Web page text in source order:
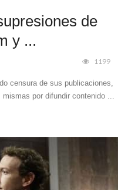
de
y ...
1199
censura de sus publicaciones,
por difundir contenido ...